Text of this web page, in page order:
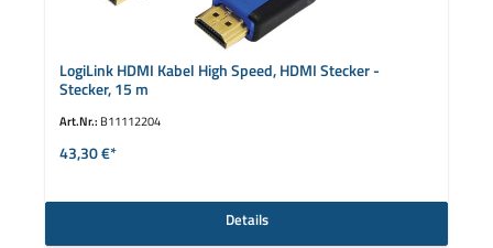
LogiLink HDMI Kabel High Speed, HDMI Stecker -
Stecker, 15 m
Art.Nr.: B11112204
43,30 €*
Details